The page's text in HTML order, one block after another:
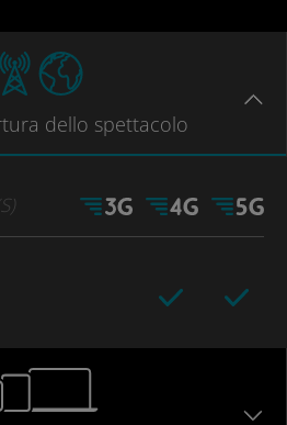
dello spettacolo